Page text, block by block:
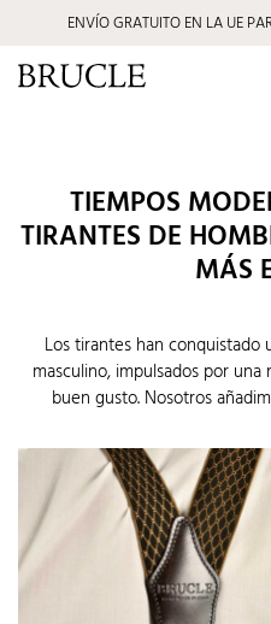
ENVÍO GRATUITO EN LA UE
TIEMPOS
TIRANTES DE
MÁS
Los tirantes han conquistado
masculino, impulsados por
buen gusto. Nosotros